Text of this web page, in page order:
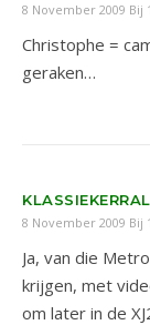
8 November 2009 Bij
Christophe =
geraken…
8 November 2009 Bij
Ja, van die
krijgen, met
om later in de